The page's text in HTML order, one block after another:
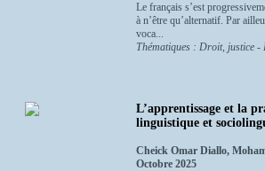
Le français s’est
à n’être qu’alternatif. Par
voca...
Thématiques : Droit, justice -
L’apprentissage et la
linguistique et
Cheick Omar Diallo,
Octobre 2025